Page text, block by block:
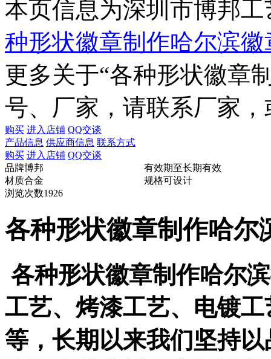
本页信息为深圳市博邦
种形状徽章制作哈尔滨徽
更多关于“各种形状徽章
号、厂家，请联系厂家
购买 进入店铺 QQ交谈
产品信息 供应商信息 联系方式
购买 进入店铺 QQ交谈
品牌博邦 有效期至长期有效
材质合金 规格可设计
浏览次数1926
各种形状徽章制作哈尔
各种形状徽章制作哈尔
工艺、烤漆工艺、电镀
等，长期以来我们坚持